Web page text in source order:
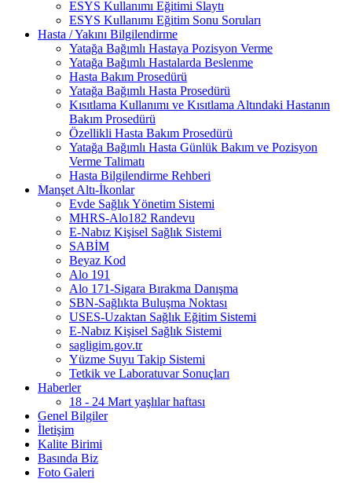
ESYS Kullanımı Eğitimi Slaytı
ESYS Kullanımı Eğitim Sonu Soruları
Hasta / Yakını Bilgilendirme
Yatağa Bağımlı Hastaya Pozisyon Verme
Yatağa Bağımlı Hastalarda Beslenme
Hasta Bakım Prosedürü
Yatağa Bağımlı Hasta Prosedürü
Kısıtlama Kullanımı ve Kısıtlama Altındaki Hastanın
Bakım Prosedürü
Özellikli Hasta Bakım Prosedürü
Yatağa Bağımlı Hasta Günlük Bakım ve Pozisyon
Verme Talimatı
Hasta Bilgilendirme Rehberi
Manşet Altı-İkonlar
Evde Sağlık Yönetim Sistemi
MHRS-Alo182 Randevu
E-Nabız Kişisel Sağlık Sistemi
SABİM
Beyaz Kod
Alo 191
Alo 171-Sigara Bırakma Danışma
SBN-Sağlıkta Buluşma Noktası
USES-Uzaktan Sağlık Eğitim Sistemi
E-Nabız Kişisel Sağlık Sistemi
sagligim.gov.tr
Yüzme Suyu Takip Sistemi
Tetkik ve Laboratuvar Sonuçları
Haberler
18 - 24 Mart yaşlılar haftası
Genel Bilgiler
İletişim
Kalite Birimi
Basında Biz
Foto Galeri